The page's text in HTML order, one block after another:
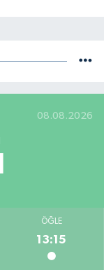
08.08.2026
ÖĞLE
13:15